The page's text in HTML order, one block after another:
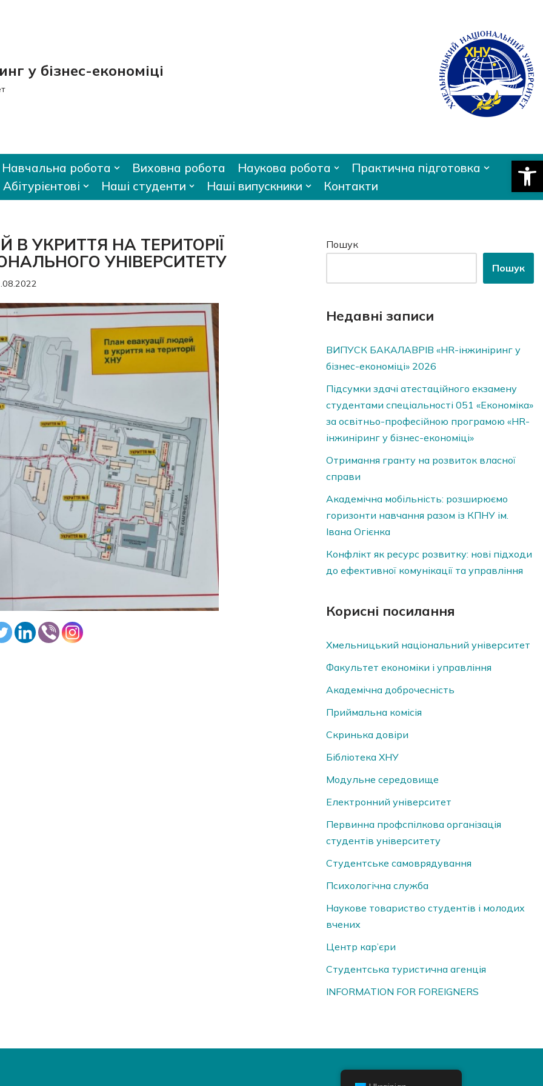
у бізнес-економіці
Навчальна робота Виховна робота Наукова робота
Практична підготовка
Абітурієнтові
Наші студенти Наші випускники Контакти
УКРИТТЯ НА ТЕРИТОРІЇ
УНІВЕРСИТЕТУ
Пошук
Пошук
Недавні записи
ВИПУСК БАКАЛАВРІВ «HR-інжиніринг у
бізнес-економіці» 2026
Підсумки здачі атестаційного екзамену
студентами спеціальності 051 «Економіка»
за освітньо-професійною програмою «HR-
інжиніринг у бізнес-економіці»
Отримання гранту на розвиток власної
справи
Академічна мобільність: розширюємо
горизонти навчання разом із КПНУ ім.
Івана Огієнка
Конфлікт як ресурс розвитку: нові підходи
до ефективної комунікації та управління
Корисні посилання
Хмельницький національний університет
Факультет економіки і управління
Академічна доброчесність
Приймальна комісія
Скринька довiри
Бібліотека ХНУ
Модульне середовище
Електронний університет
Первинна профспілкова організація
студентів університету
Студентське самоврядування
Психологічна служба
Наукове товариство студентів і молодих
вчених
Центр кар’єри
Студентська туристична агенція
INFORMATION FOR FOREIGNERS